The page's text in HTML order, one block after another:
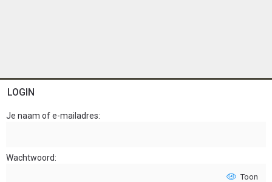
LOGIN
Je naam of e-mailadres
Wachtwoord
Toon